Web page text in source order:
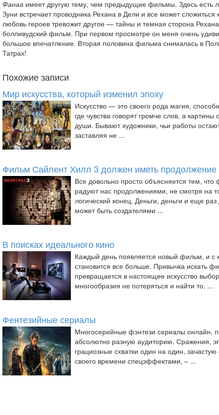
Фанаа имеет другую тему, чем предыдущие фильмы. Здесь есть
Зуни встречает проводника Рехана в Дели и все может сложиться
любовь героев тревожит другое — тайны и темная сторона
болливудский фильм. При первом просмотре он меня очень
большое впечатление. Вторая половина фильма снималась в
Татрах!
Похожие записи
Мир искусства, который изменил эпоху
Искусство — это своего рода магия,
где чувства говорят громче слов, а
души. Бывают художники, чьи работы
заставляя не ...
Фильм Сайлент Хилл 3 должен иметь продолжение
Все довольно просто объясняется тем,
радуют нас продолжениями, не смотря на
логический конец. Деньги, деньги и еще раз
может быть создателями ...
В поисках идеального кино
Каждый день появляется новый фильм, и с
становится все больше. Привычка искать
превращается в настоящее искусство
многообразия не потеряться и найти то, ...
Фентезийные сериалы
Многосерийные фэнтези сериалы онлайн,
абсолютно разную аудиторию. Сражения,
грациозные схватки один на один,
своего времени спецэффектами, – ...